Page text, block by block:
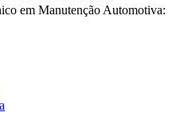
em Manutenção Automotiva: